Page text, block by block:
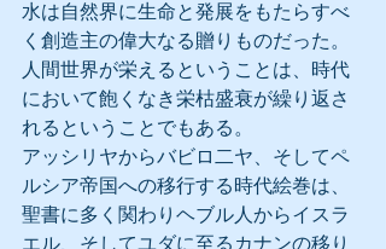
水は自然界に生命と発展をもたらすべ
く創造主の偉大なる贈りものだった。
人間世界が栄えるということは、時代
において飽くなき栄枯盛衰が繰り返さ
れるということでもある。
アッシリヤからバビロ二ヤ、そしてペ
ルシア帝国への移行する時代絵巻は、
聖書に多く関わりヘブル人からイスラ
エル、そしてユダに至るカナンの移り